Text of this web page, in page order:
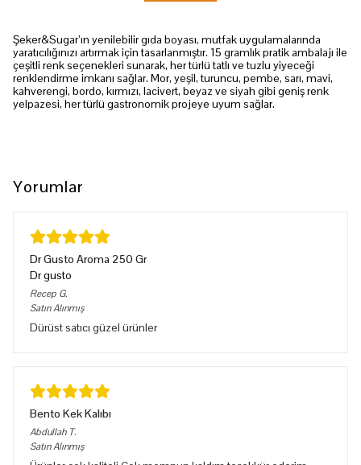
Şeker&Sugar’ın yenilebilir gıda boyası, mutfak uygulamalarında
yaratıcılığınızı artırmak için tasarlanmıştır. 15 gramlık pratik ambalajı ile
çeşitli renk seçenekleri sunarak, her türlü tatlı ve tuzlu yiyeceği
renklendirme imkanı sağlar. Mor, yeşil, turuncu, pembe, sarı, mavi,
kahverengi, bordo, kırmızı, lacivert, beyaz ve siyah gibi geniş renk
yelpazesi, her türlü gastronomik projeye uyum sağlar.
Yorumlar
Dr Gusto Aroma 250 Gr
Dr gusto
Recep G.
Satın Alınmış
Dürüst satıcı güzel ürünler
Bento Kek Kalıbı
Abdullah T.
Satın Alınmış